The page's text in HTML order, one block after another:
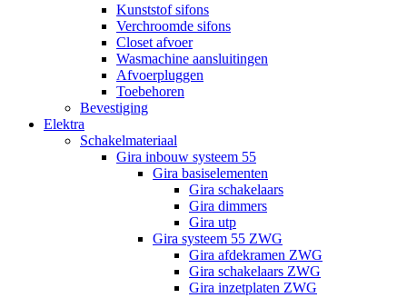
Kunststof sifons
Verchroomde sifons
Closet afvoer
Wasmachine aansluitingen
Afvoerpluggen
Toebehoren
Bevestiging
Elektra
Schakelmateriaal
Gira inbouw systeem 55
Gira basiselementen
Gira schakelaars
Gira dimmers
Gira utp
Gira systeem 55 ZWG
Gira afdekramen ZWG
Gira schakelaars ZWG
Gira inzetplaten ZWG